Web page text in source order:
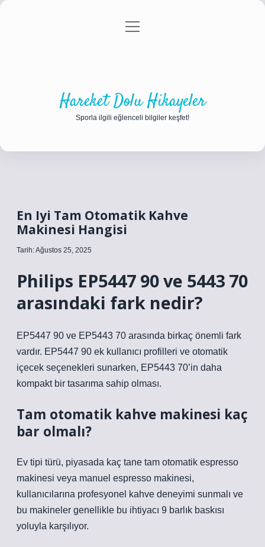
Gizlilik Politikası
menüyü
Hareket Dolu Hikayeler
Sporla ilgili eğlenceli bilgiler keşfet!
En Iyi Tam Otomatik Kahve
Makinesi Hangisi
Tarih: Ağustos 25, 2025
Philips EP5447 90 ve 5443 70
arasındaki fark nedir?
EP5447 90 ve EP5443 70 arasında birkaç önemli fark
vardır. EP5447 90 ek kullanıcı profilleri ve otomatik
içecek seçenekleri sunarken, EP5443 70’in daha
kompakt bir tasarıma sahip olması.
Tam otomatik kahve makinesi kaç
bar olmalı?
Ev tipi türü, piyasada kaç tane tam otomatik espresso
makinesi veya manuel espresso makinesi,
kullanıcılarına profesyonel kahve deneyimi sunmalı ve
bu makineler genellikle bu ihtiyacı 9 barlık baskısı
yoluyla karşılıyor.